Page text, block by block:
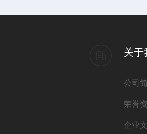
关于
公司
荣誉
企业